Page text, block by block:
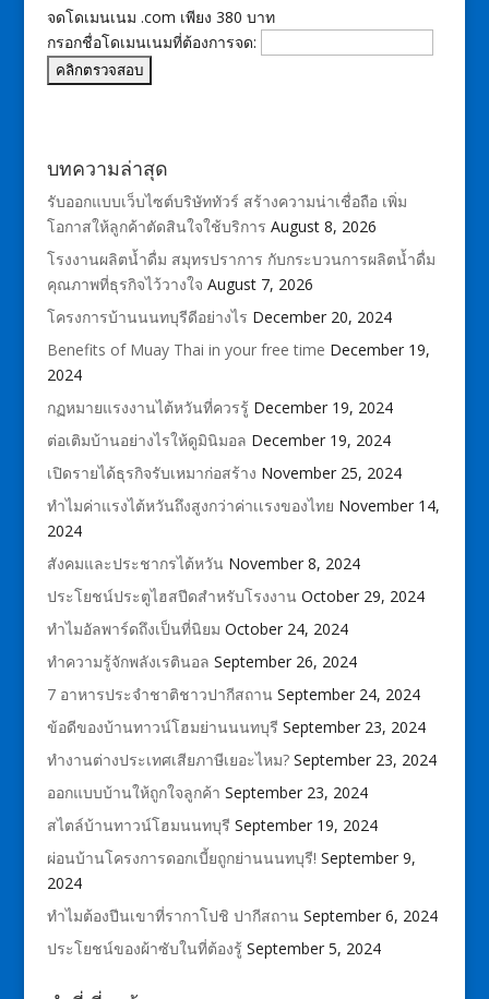
จดโดเมนเนม .com เพียง 380 บาท
กรอกชื่อโดเมนเนมที่ต้องการจด:
บทความล่าสุด
รับออกแบบเว็บไซต์บริษัททัวร์ สร้างความน่าเชื่อถือ เพิ่ม
โอกาสให้ลูกค้าตัดสินใจใช้บริการ August 8, 2026
โรงงานผลิตน้ำดื่ม สมุทรปราการ กับกระบวนการผลิตน้ำดื่ม
คุณภาพที่ธุรกิจไว้วางใจ August 7, 2026
โครงการบ้านนนทบุรีดีอย่างไร December 20, 2024
Benefits of Muay Thai in your free time December 19,
2024
กฏหมายแรงงานไต้หวันที่ควรรู้ December 19, 2024
ต่อเติมบ้านอย่างไรให้ดูมินิมอล December 19, 2024
เปิดรายได้ธุรกิจรับเหมาก่อสร้าง November 25, 2024
ทำไมค่าแรงไต้หวันถึงสูงกว่าค่าเเรงของไทย November 14,
2024
สังคมและประชากรไต้หวัน November 8, 2024
ประโยชน์ประตูไฮสปีดสำหรับโรงงาน October 29, 2024
ทำไมอัลพาร์ดถึงเป็นที่นิยม October 24, 2024
ทำความรู้จักพลังเรตินอล September 26, 2024
7 อาหารประจำชาติชาวปากีสถาน September 24, 2024
ข้อดีของบ้านทาวน์โฮมย่านนนทบุรี September 23, 2024
ทำงานต่างประเทศเสียภาษีเยอะไหม? September 23, 2024
ออกแบบบ้านให้ถูกใจลูกค้า September 23, 2024
สไตล์บ้านทาวน์โฮมนนทบุรี September 19, 2024
ผ่อนบ้านโครงการดอกเบี้ยถูกย่านนนทบุรี! September 9,
2024
ทำไมต้องปีนเขาที่รากาโปชิ ปากีสถาน September 6, 2024
ประโยชน์ของผ้าซับในที่ต้องรู้ September 5, 2024